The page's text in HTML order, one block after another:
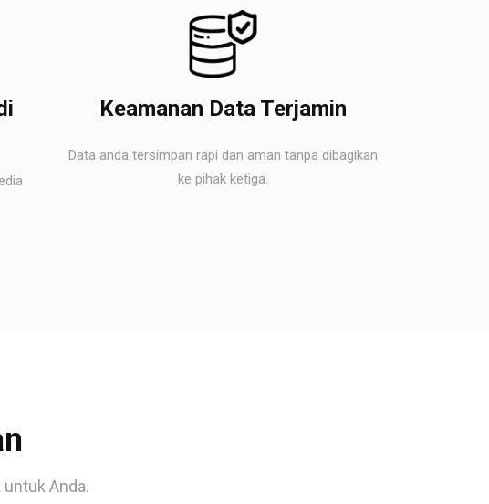
Keamanan Data Terjamin
Data anda tersimpan rapi dan aman tanpa dibagikan
ke pihak ketiga.
Anda.